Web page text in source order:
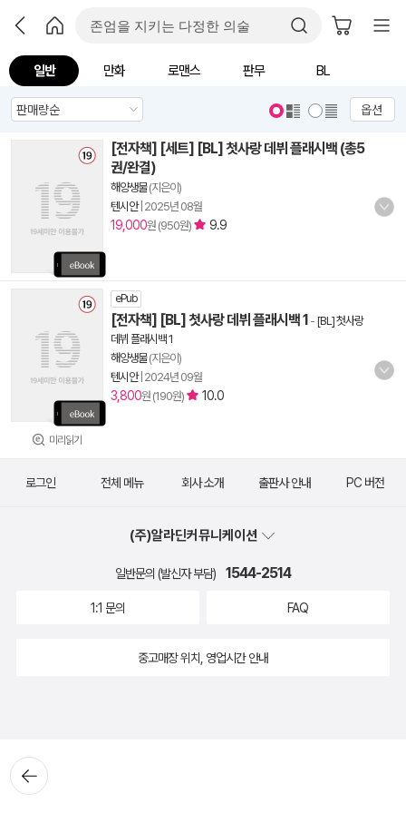
일반 만화 로맨스 판무 BL
옵션
[전자책] [세트] [BL] 첫사랑 데뷔 플래시백 (총5
권/완결)
해양생물(지은이)
텐시안| 2025년 08월
19,000원 (950원) 9.9
미리읽기
ePub
[전자책] [BL] 첫사랑 데뷔 플래시백 1 - [BL] 첫사랑
데뷔 플래시백 1
해양생물(지은이)
텐시안| 2024년 09월
3,800원 (190원) 10.0
뒤로가
기
로그인 전체 메뉴 회사 소개 출판사 안내 PC 버전
(주)알라딘커뮤니케이션
일반문의 (발신자 부담) 1544-2514
1:1 문의 FAQ
중고매장 위치, 영업시간 안내